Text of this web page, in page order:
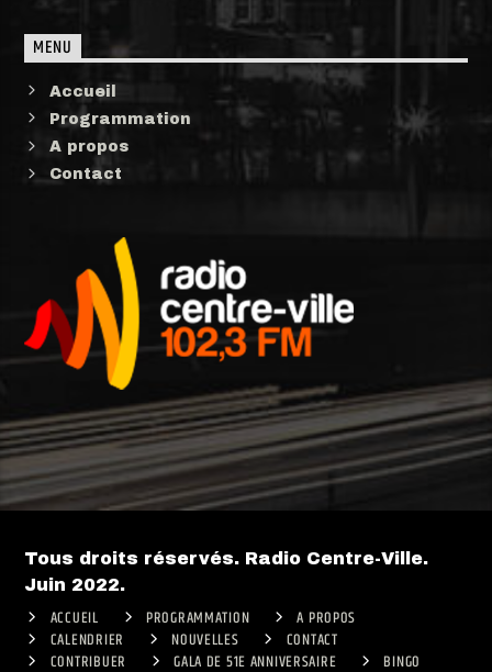
MENU
Accueil
Programmation
A propos
Contact
Tous droits réservés. Radio Centre-Ville.
Juin 2022.
ACCUEIL PROGRAMMATION
A PROPOS
CALENDRIER
NOUVELLES
CONTACT
CONTRIBUER
GALA DE 51E ANNIVERSAIRE BINGO